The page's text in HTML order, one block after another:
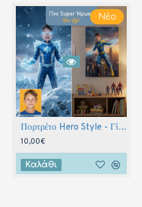
Νέο
Πορτρέτο Hero Style - Γίνε Υπερήρωας
10,00€
Καλάθι